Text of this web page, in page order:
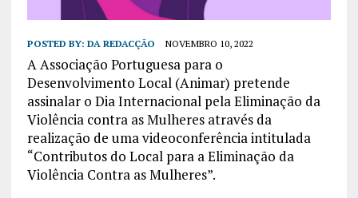
POSTED BY: DA REDACÇÃO NOVEMBRO 10, 2022
A Associação Portuguesa para o
Desenvolvimento Local (Animar) pretende
assinalar o Dia Internacional pela Eliminação da
Violência contra as Mulheres através da
realização de uma videoconferência intitulada
“Contributos do Local para a Eliminação da
Violência Contra as Mulheres”.